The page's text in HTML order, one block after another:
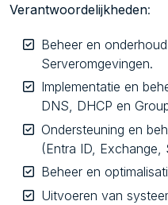
Verantwoordelijkheden:
Beheer en
Serveromgevingen.
Implementatie en
DNS, DHCP en
Ondersteuning en
(Entra ID, Exchange,
Beheer en
Uitvoeren van